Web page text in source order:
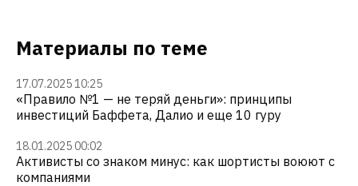
— например, начать байбеки, сменить руководство
или выделить дочерние компании. Он мастер
заходит в компании, когда рынок от них отвернулся.
В 2020 году он купил Hertz сразу после банкротства.
В итоге его доля подорожала в разы.
Материалы по теме
17.07.2025 10:25
«Правило №1 — не теряй деньги»: принципы
инвестиций Баффета, Далио и еще 10 гуру
18.01.2025 00:02
Активисты со знаком минус: как шортисты воюют с
компаниями